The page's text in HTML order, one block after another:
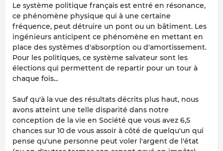
Le système politique français est entré en résonance,
ce phénomène physique qui à une certaine
fréquence, peut détruire un pont ou un bâtiment. Les
ingénieurs anticipent ce phénomène en mettant en
place des systèmes d'absorption ou d'amortissement.
Pour les politiques, ce système salvateur sont les
élections qui permettent de repartir pour un tour à
chaque fois...
Sauf qu'à la vue des résultats décrits plus haut, nous
avons atteint une telle disparité dans notre
conception de la vie en Société que vous avez 6,5
chances sur 10 de vous assoir à côté de quelqu'un qui
pense qu'une personne peut voler l'argent de l'état